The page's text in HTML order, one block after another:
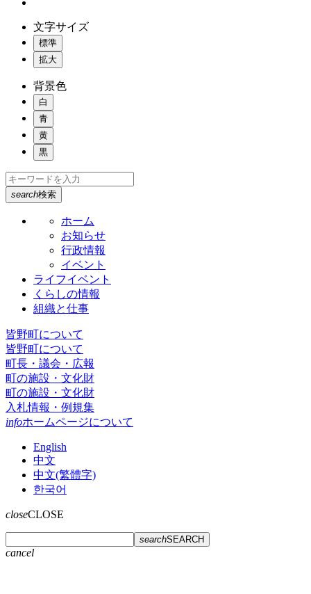
文字サイズ
標準
拡大
背景色
白
青
黄
黒
search検索
ホーム
お知らせ
行政情報
イベント
ライフイベント
くらしの情報
組織と仕事
皆野町について
皆野町について
町長・議会・広報
町の施設・文化財
町の施設・文化財
入札情報・例規集
infoホームページについて
English
中文
中文(繁體字)
한국어
closeCLOSE
searchSEARCH
cancel